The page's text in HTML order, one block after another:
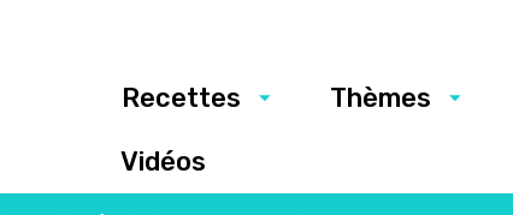
Recettes Thèmes
Vidéos